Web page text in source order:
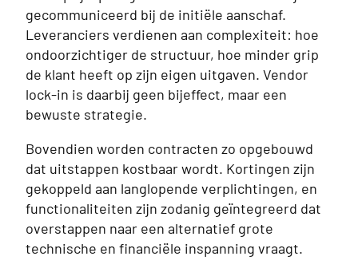
gecommuniceerd bij de initiële aanschaf.
Leveranciers verdienen aan complexiteit: hoe
ondoorzichtiger de structuur, hoe minder grip
de klant heeft op zijn eigen uitgaven. Vendor
lock-in is daarbij geen bijeffect, maar een
bewuste strategie.
Bovendien worden contracten zo opgebouwd
dat uitstappen kostbaar wordt. Kortingen zijn
gekoppeld aan langlopende verplichtingen, en
functionaliteiten zijn zodanig geïntegreerd dat
overstappen naar een alternatief grote
technische en financiële inspanning vraagt.